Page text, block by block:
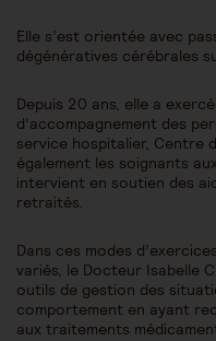
Elle s’est orientée avec
dégénératives cérébrales
Depuis 20 ans, elle a
d’accompagnement des
service hospitalier, Centre
également les soignants
intervient en soutien des
retraités.
Dans ces modes
variés, le Docteur Isabelle
outils de gestion des
comportement en ayant
aux traitements